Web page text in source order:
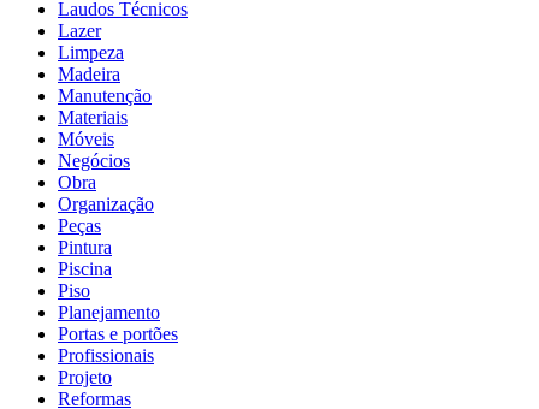
Laudos Técnicos
Lazer
Limpeza
Madeira
Manutenção
Materiais
Móveis
Negócios
Obra
Organização
Peças
Pintura
Piscina
Piso
Planejamento
Portas e portões
Profissionais
Projeto
Reformas